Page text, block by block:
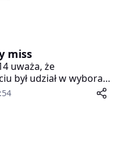
miss
uważa, że
był udział w wyborach
Polką, wyjechała na
i zyskała dużą